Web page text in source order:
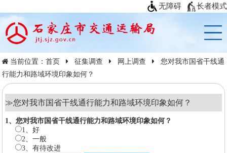
无障碍 长者模式
当前位置：首页 征集调查 网上调查
您对我市国省干线通
行能力和路域环境印象如何？
≫您对我市国省干线通行能力和路域环境印象如何？
1、您对我市国省干线通行能力和路域环境印象如何？
1、好
2、一般
3、有待改进